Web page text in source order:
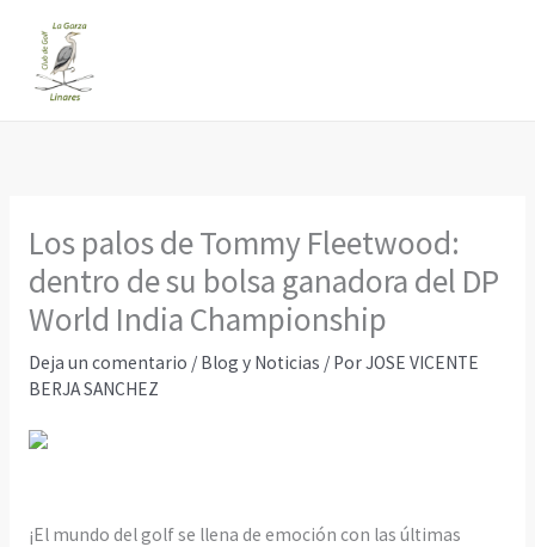
contenido
Los palos de Tommy Fleetwood:
dentro de su bolsa ganadora del DP
World India Championship
Deja un comentario / Blog y Noticias / PorJOSE VICENTE
BERJA SANCHEZ
¡El mundo del golf se llena de emoción con las últimas